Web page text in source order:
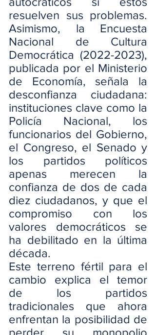
resuelven sus problemas.
Asimismo, la Encuesta
Nacional de Cultura
Democrática (2022-2023),
publicada por el Ministerio
de Economía, señala la
desconfianza ciudadana:
instituciones clave como la
Policía Nacional, los
funcionarios del Gobierno,
el Congreso, el Senado y
los partidos políticos
apenas merecen la
confianza de dos de cada
diez ciudadanos, y que el
compromiso con los
valores democráticos se
ha debilitado en la última
década.
Este terreno fértil para el
cambio explica el temor
de los partidos
tradicionales que ahora
enfrentan la posibilidad de
perder su monopolio